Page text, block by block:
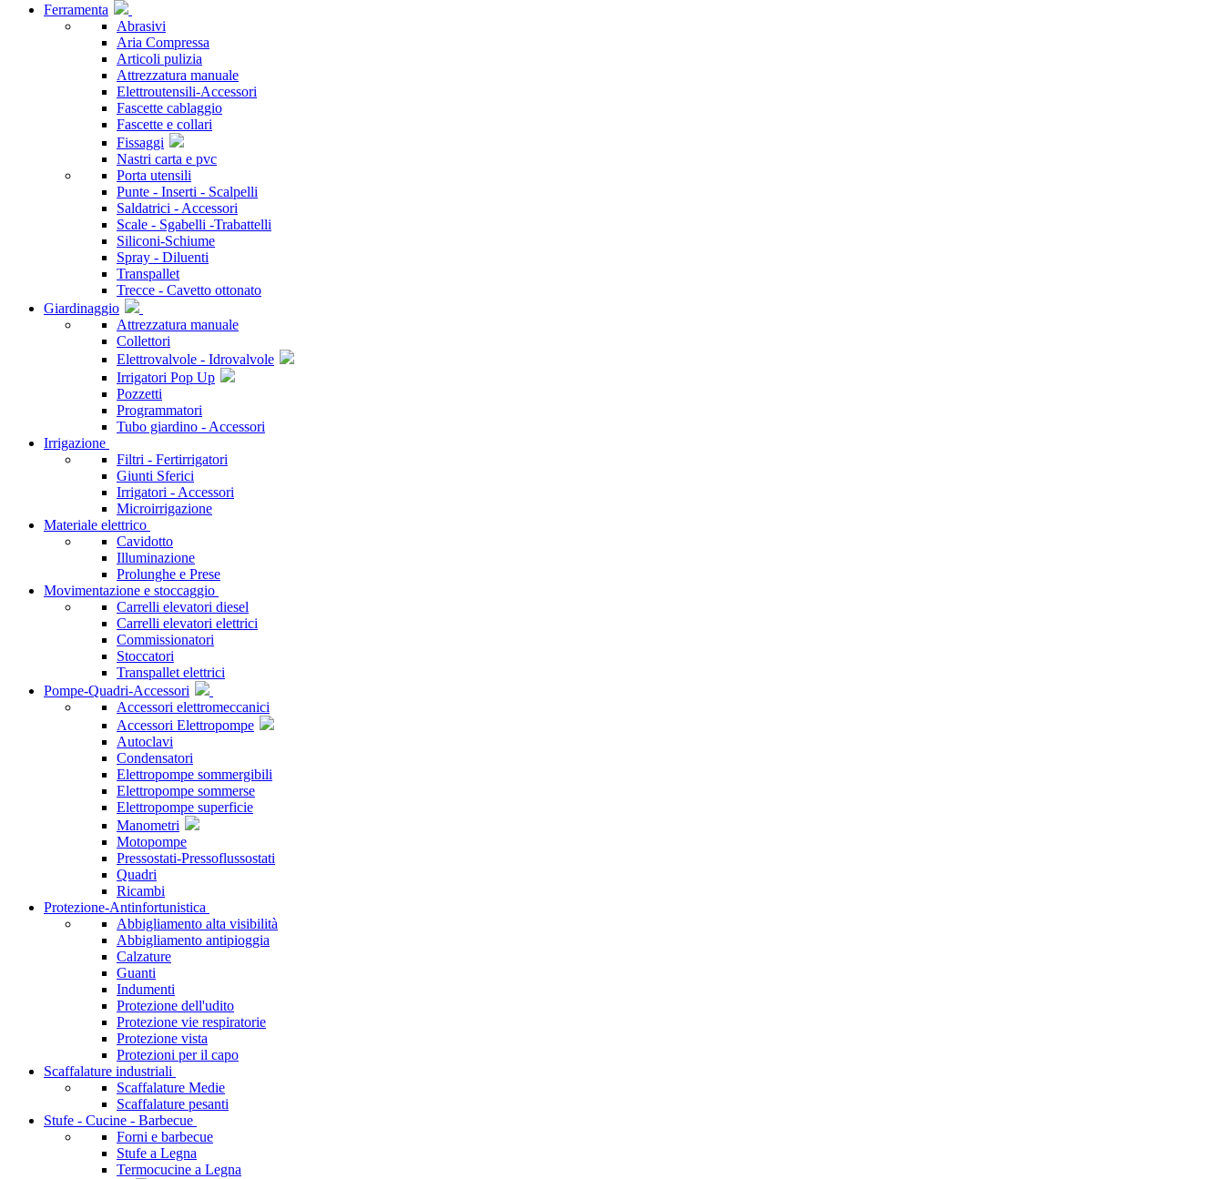
Ferramenta
Abrasivi
Aria Compressa
Articoli pulizia
Attrezzatura manuale
Elettroutensili-Accessori
Fascette cablaggio
Fascette e collari
Fissaggi
Nastri carta e pvc
Porta utensili
Punte - Inserti - Scalpelli
Saldatrici - Accessori
Scale - Sgabelli -Trabattelli
Siliconi-Schiume
Spray - Diluenti
Transpallet
Trecce - Cavetto ottonato
Giardinaggio
Attrezzatura manuale
Collettori
Elettrovalvole - Idrovalvole
Irrigatori Pop Up
Pozzetti
Programmatori
Tubo giardino - Accessori
Irrigazione
Filtri - Fertirrigatori
Giunti Sferici
Irrigatori - Accessori
Microirrigazione
Materiale elettrico
Cavidotto
Illuminazione
Prolunghe e Prese
Movimentazione e stoccaggio
Carrelli elevatori diesel
Carrelli elevatori elettrici
Commissionatori
Stoccatori
Transpallet elettrici
Pompe-Quadri-Accessori
Accessori elettromeccanici
Accessori Elettropompe
Autoclavi
Condensatori
Elettropompe sommergibili
Elettropompe sommerse
Elettropompe superficie
Manometri
Motopompe
Pressostati-Pressoflussostati
Quadri
Ricambi
Protezione-Antinfortunistica
Abbigliamento alta visibilità
Abbigliamento antipioggia
Calzature
Guanti
Indumenti
Protezione dell'udito
Protezione vie respiratorie
Protezione vista
Protezioni per il capo
Scaffalature industriali
Scaffalature Medie
Scaffalature pesanti
Stufe - Cucine - Barbecue
Forni e barbecue
Stufe a Legna
Termocucine a Legna